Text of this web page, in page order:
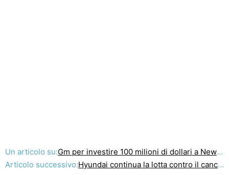
Un articolo su:Gm per investire 100 milioni di dollari a New Diesel Impianto
Articolo successivo:Hyundai continua la lotta contro il cancro pediatrico